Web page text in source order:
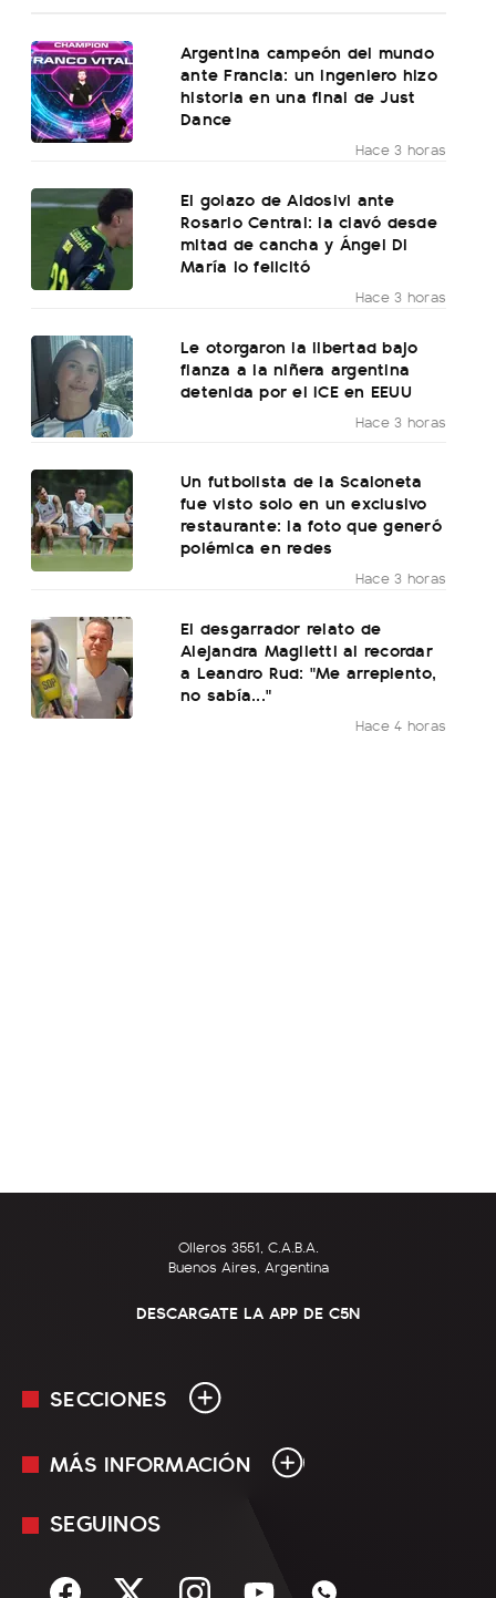
Argentina campeón del mundo
ante Francia: un ingeniero hizo
historia en una final de Just
Dance
Hace 3 horas
El golazo de Aldosivi ante
Rosario Central: la clavó desde
mitad de cancha y Ángel Di
María lo felicitó
Hace 3 horas
Le otorgaron la libertad bajo
fianza a la niñera argentina
detenida por el ICE en EEUU
Hace 3 horas
Un futbolista de la Scaloneta
fue visto solo en un exclusivo
restaurante: la foto que generó
polémica en redes
Hace 3 horas
El desgarrador relato de
Alejandra Maglietti al recordar
a Leandro Rud: "Me arrepiento,
no sabía..."
Hace 4 horas
Olleros 3551, C.A.B.A.
Buenos Aires, Argentina
DESCARGATE LA APP DE C5N
SECCIONES
En Vivo
Sociedad
MÁS INFORMACIÓN
Mediakit
Términos y condiciones
SEGUINOS